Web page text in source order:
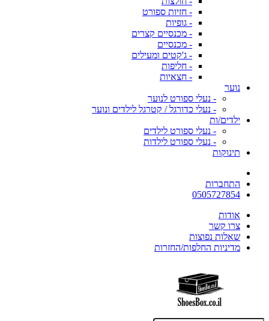
- חזיות ספורט
- גופיות
- מכנסיים קצרים
- מכנסיים
- ג'קטים ומעילים
- חליפות
- חצאיות
נוער
- נעלי ספורט לנוער
- נעלי כדורגל / קטרגל לילדים ונוער
ילדים/ות
- נעלי ספורט לילדים
- נעלי ספורט לילדות
תינוקות
התחברות
0505727854
אודות
צרו קשר
שאלות נפוצות
מדיניות החלפות/החזרות